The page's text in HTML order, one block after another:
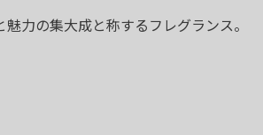
力の集大成と称するフレグランス。